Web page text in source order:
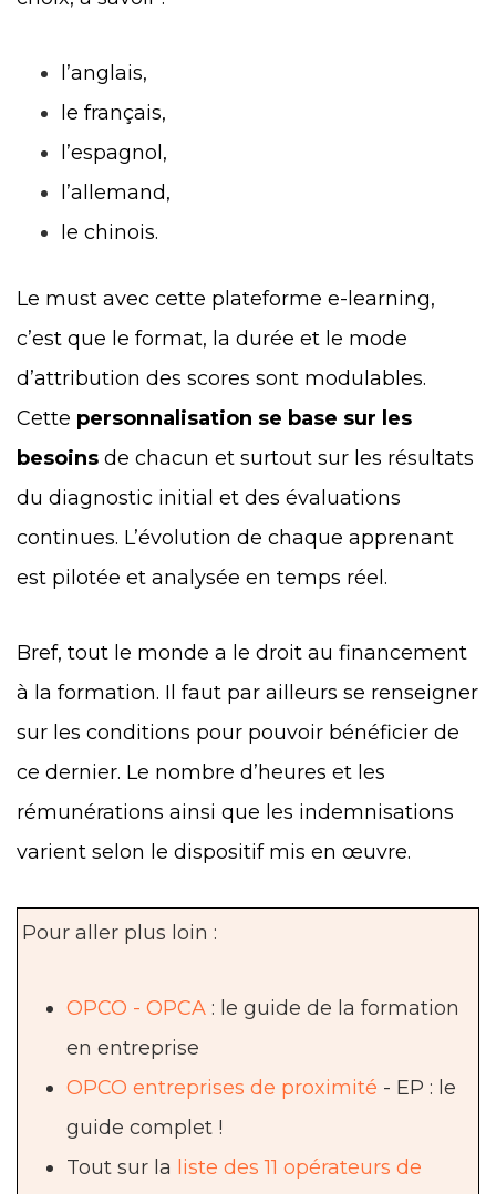
l’anglais,
le français,
l’espagnol,
l’allemand,
le chinois.
Le must avec cette plateforme e-learning,
c’est que le format, la durée et le mode
d’attribution des scores sont modulables.
Cette personnalisation se base sur les
besoins de chacun et surtout sur les résultats
du diagnostic initial et des évaluations
continues. L’évolution de chaque apprenant
est pilotée et analysée en temps réel.
Bref, tout le monde a le droit au financement
à la formation. Il faut par ailleurs se renseigner
sur les conditions pour pouvoir bénéficier de
ce dernier. Le nombre d’heures et les
rémunérations ainsi que les indemnisations
varient selon le dispositif mis en œuvre.
Pour aller plus loin :
OPCO - OPCA : le guide de la formation
en entreprise
OPCO entreprises de proximité - EP : le
guide complet !
Tout sur la liste des 11 opérateurs de